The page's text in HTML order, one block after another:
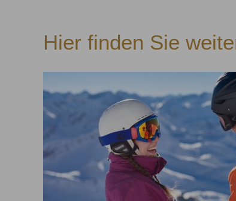
Hier finden Sie